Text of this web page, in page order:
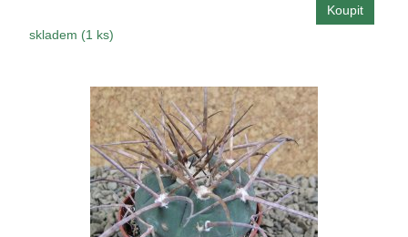
skladem (1 ks)